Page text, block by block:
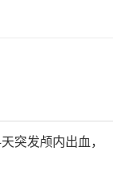
突发颅内出血，